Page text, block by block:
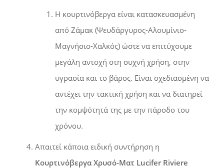
Η κουρτινόβεργα είναι κατασκευασμένη
από Ζάμακ (Ψευδάργυρος-Αλουμίνιο-
Μαγνήσιο-Χαλκός) ώστε να επιτύχουμε
μεγάλη αντοχή στη συχνή χρήση, στην
υγρασία και το βάρος. Είναι σχεδιασμένη να
αντέχει την τακτική χρήση και να διατηρεί
την κομψότητά της με την πάροδο του
χρόνου.
Απαιτεί κάποια ειδική συντήρηση η
Κουρτινόβεργα Χρυσό-Ματ Lucifer Riviere